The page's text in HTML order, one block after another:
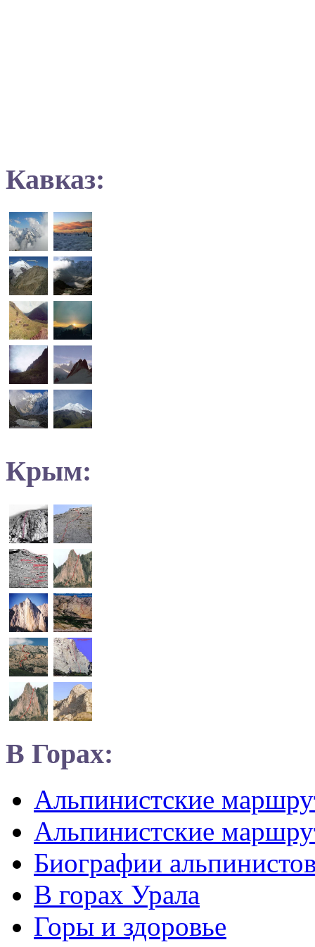
Кавказ:
Крым:
В Горах:
Альпинистские
Альпинистские
Биографии
В горах Урала
Горы и здоровье